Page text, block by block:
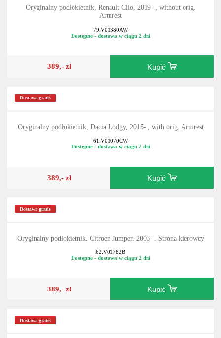
Oryginalny podłokietnik, Renault Clio, 2019- , without orig.
Armrest
79.V01380AW
Dostępne - dostawa w ciągu 2 dni
389,- zł Kupić
Dostawa gratis
Oryginalny podłokietnik, Dacia Lodgy, 2015- , with orig. Armrest
61.V01070CW
Dostępne - dostawa w ciągu 2 dni
389,- zł Kupić
Dostawa gratis
Oryginalny podłokietnik, Citroen Jumper, 2006- , Strona kierowcy
62.V01782B
Dostępne - dostawa w ciągu 2 dni
389,- zł Kupić
Dostawa gratis